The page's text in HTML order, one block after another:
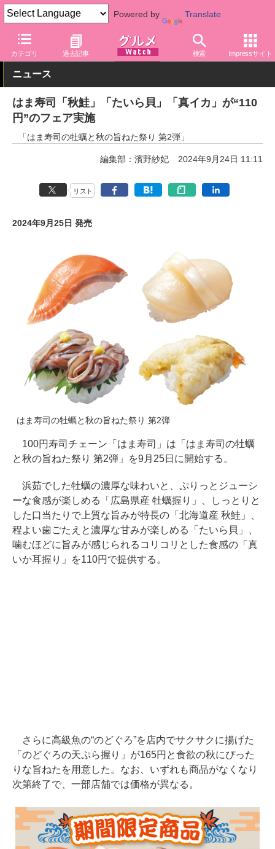
Powered by Translate
カテゴリ 過去記事 検索 Impressサイト
グルメ Watch 店舗 はま寿司
ニュース
はま寿司「秋鮭」「たいら貝」「真イカ」が“110
円”のフェア実施
「はま寿司の牡蠣と秋の旨ねた祭り 第2弾」
編集部：濱野紗妃 2024年9月24日 11:11
リスト
2024年9月25日 発売
はま寿司の牡蠣と秋の旨ねた祭り 第2弾
100円寿司チェーン「はま寿司」は「はま寿司の牡蠣
と秋の旨ねた祭り 第2弾」を9月25日に開始する。
浜茹でした牡蠣の濃厚な味わいと、ぷりっとジューシ
ーな食感が楽しめる「広島県産 牡蠣握り」、しっとりと
した口当たりで上質な旨みが特長の「北海道産 秋鮭」、
程よい歯ごたえと濃厚な甘みが楽しめる「たいら貝」、
噛むほどに旨みが感じられるコリコリとした食感の「真
いか耳握り」を110円で提供する。
さらに高級魚の“のどぐろ”を店内でサクサクに揚げた
「のどぐろの天ぷら握り」が165円と食欲の秋にぴった
りな旨ねたを用意した。なお、いずれも商品がなくなり
次第終了で、一部店舗では価格が異なる。